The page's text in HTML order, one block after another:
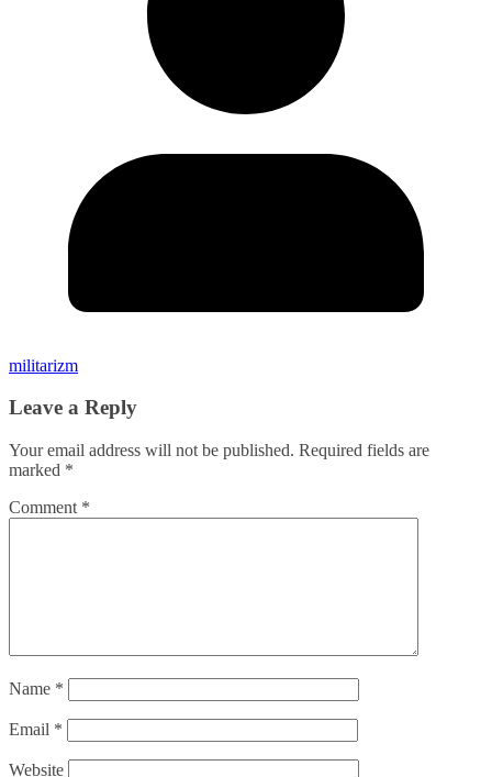
militarizm
Leave a Reply
Your email address will not be published. Required fields are
marked *
Comment *
Name *
Email *
Website